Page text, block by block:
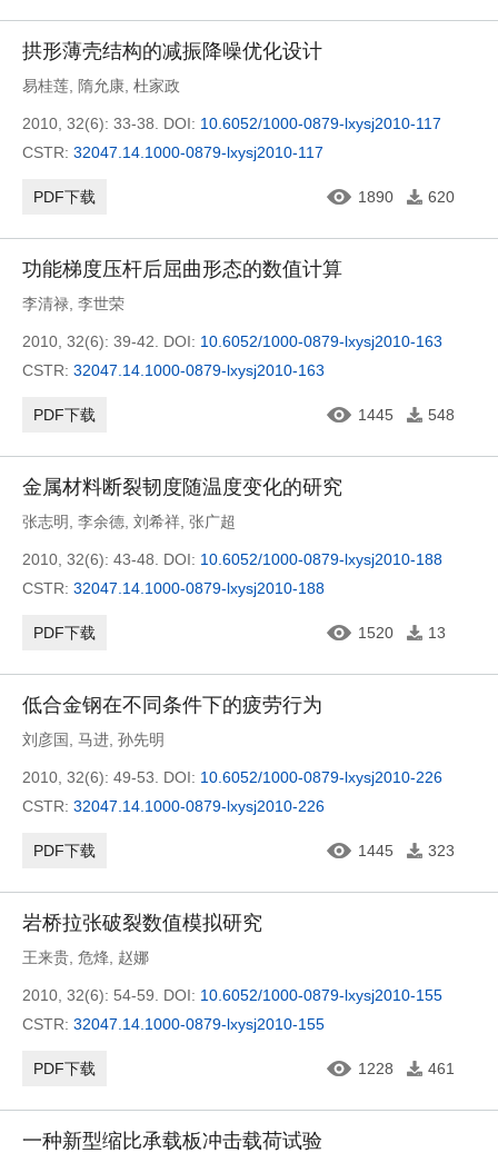
拱形薄壳结构的减振降噪优化设计
易桂莲 隋允康 杜家政
2010, 32(6): 33-38. DOI: 10.6052/1000-0879-lxysj2010-117
CSTR: 32047.14.1000-0879-lxysj2010-117
PDF下载 1890 620
功能梯度压杆后屈曲形态的数值计算
李清禄 李世荣
2010, 32(6): 39-42. DOI: 10.6052/1000-0879-lxysj2010-163
CSTR: 32047.14.1000-0879-lxysj2010-163
PDF下载 1445 548
金属材料断裂韧度随温度变化的研究
张志明 李余德 刘希祥 张广超
2010, 32(6): 43-48. DOI: 10.6052/1000-0879-lxysj2010-188
CSTR: 32047.14.1000-0879-lxysj2010-188
PDF下载 1520 13
低合金钢在不同条件下的疲劳行为
刘彦国 马进 孙先明
2010, 32(6): 49-53. DOI: 10.6052/1000-0879-lxysj2010-226
CSTR: 32047.14.1000-0879-lxysj2010-226
PDF下载 1445 323
岩桥拉张破裂数值模拟研究
王来贵 危烽 赵娜
2010, 32(6): 54-59. DOI: 10.6052/1000-0879-lxysj2010-155
CSTR: 32047.14.1000-0879-lxysj2010-155
PDF下载 1228 461
一种新型缩比承载板冲击载荷试验